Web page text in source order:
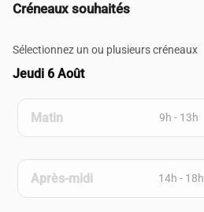
Créneaux souhaités
Sélectionnez un ou plusieurs créneaux
Jeudi 6 Août
Matin 9h - 13h
Après-midi 14h - 18h